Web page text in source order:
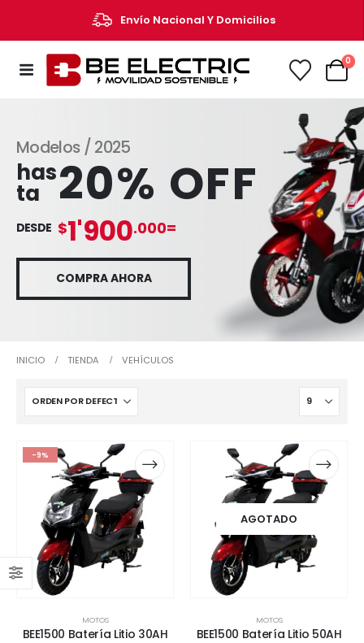
Envío Nacional Y Domicilios
0
Modelos / 2025
has
ta 20% OFF
DESDE $1'900.000=
COMPRA AHORA
INICIO TIENDA VEHÍCULOS
-9%
MOTOS
BEE1500 Batería Litio 30AH
AGOTADO
MOTOS
BEE1500 Batería Litio 50AH